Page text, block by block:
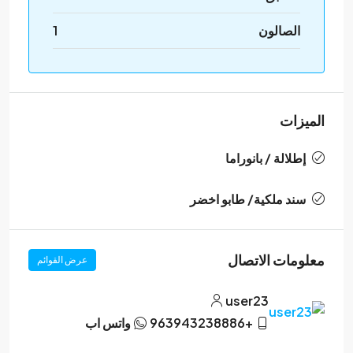
الصالون 1
الميزات
إطلالة / بانوراما
سند ملكية/ طابو اخضر
معلومات الاتصال عرض القوائم
user23
+963943238886
واتس اب